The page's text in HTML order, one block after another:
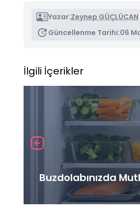
Yazar:Zeynep GÜÇLÜCAN
Güncellenme Tarihi:06
İlgili İçerikler
Buzdolabınızda